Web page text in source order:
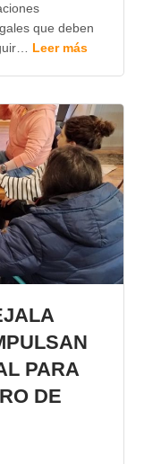
que deben
Leer más
PARA
DE